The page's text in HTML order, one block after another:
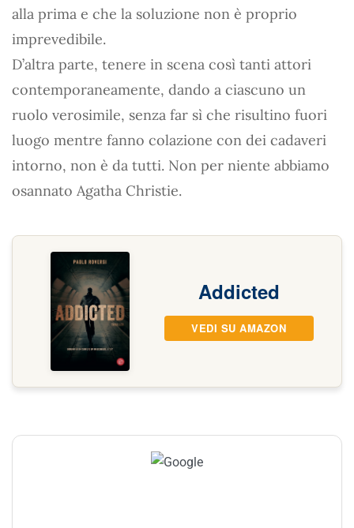
alla prima e che la soluzione non è proprio
imprevedibile.
D’altra parte, tenere in scena così tanti attori
contemporaneamente, dando a ciascuno un
ruolo verosimile, senza far sì che risultino fuori
luogo mentre fanno colazione con dei cadaveri
intorno, non è da tutti. Non per niente abbiamo
osannato Agatha Christie.
Addicted
VEDI SU AMAZON